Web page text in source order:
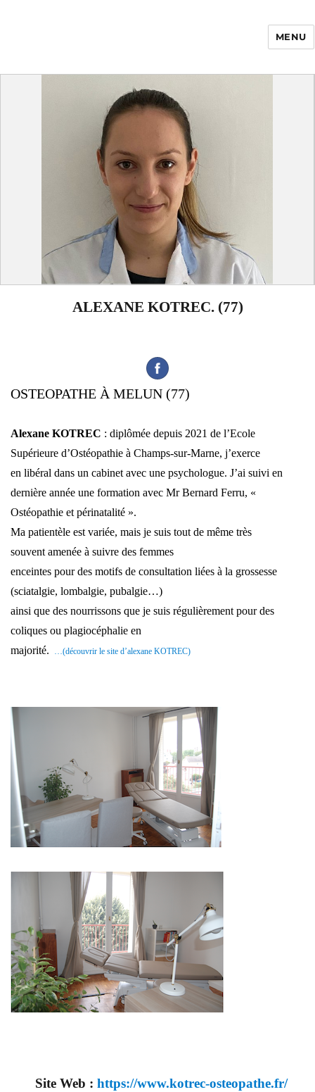
Enfance Made in
France
MENU
ALEXANE KOTREC. (77)
OSTEOPATHE À MELUN (77)
Alexane KOTREC : diplômée depuis 2021 de l’Ecole
Supérieure d’Ostéopathie à Champs-sur-Marne, j’exerce
en libéral dans un cabinet avec une psychologue. J’ai suivi en
dernière année une formation avec Mr Bernard Ferru, «
Ostéopathie et périnatalité ».
Ma patientèle est variée, mais je suis tout de même très
souvent amenée à suivre des femmes
enceintes pour des motifs de consultation liées à la grossesse
(sciatalgie, lombalgie, pubalgie…)
ainsi que des nourrissons que je suis régulièrement pour des
coliques ou plagiocéphalie en
majorité.
…(découvrir le site d’alexane KOTREC)
Site Web : https://www.kotrec-osteopathe.fr/